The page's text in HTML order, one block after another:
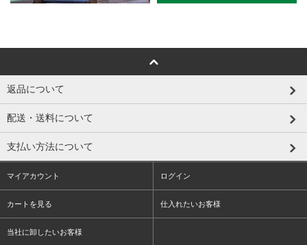
返品について
配送・送料について
支払い方法について
マイアカウント ログイン
カートを見る 仕入れたいお客様
当社に卸したいお客様